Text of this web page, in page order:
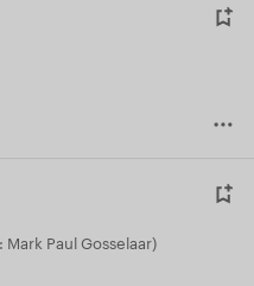
Mark Paul Gosselaar)